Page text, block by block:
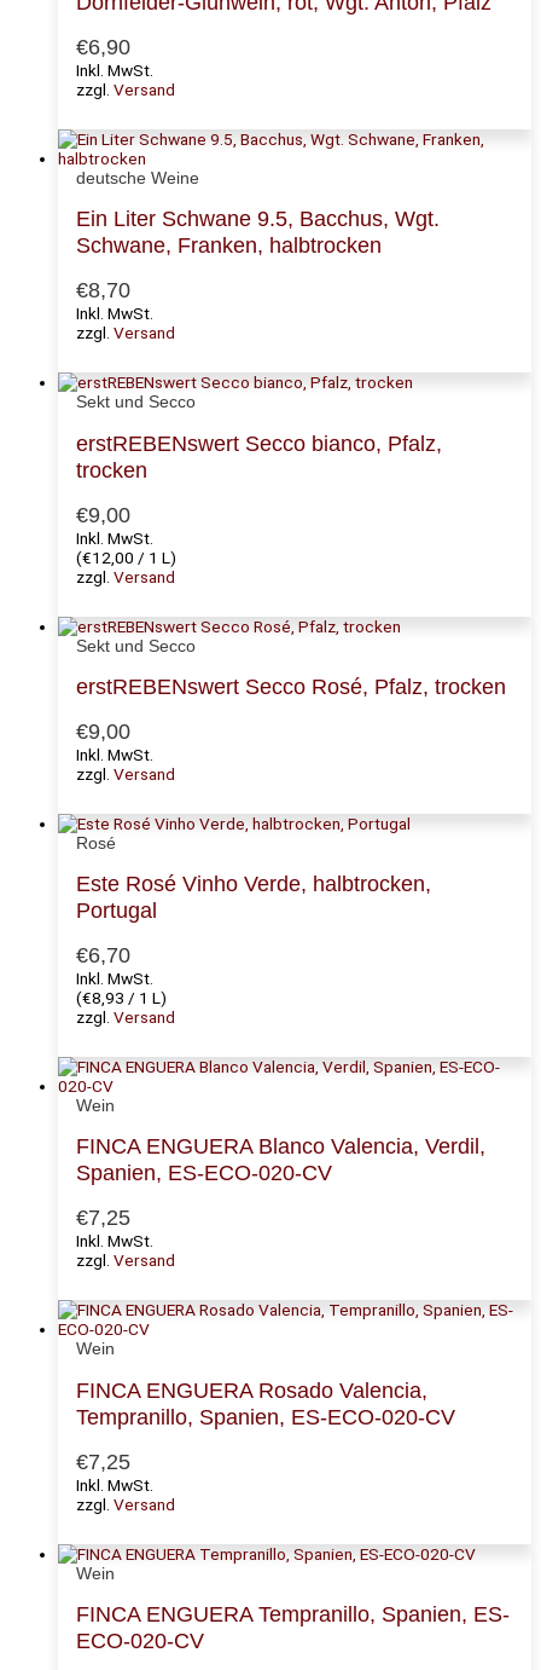
€6,90
Inkl. MwSt.
zzgl. Versand
deutsche Weine
Ein Liter Schwane 9.5, Bacchus, Wgt.
Schwane, Franken, halbtrocken
€8,70
Inkl. MwSt.
zzgl. Versand
Sekt und Secco
erstREBENswert Secco bianco, Pfalz,
trocken
€9,00
Inkl. MwSt.
(€12,00 / 1 L)
zzgl. Versand
Sekt und Secco
erstREBENswert Secco Rosé, Pfalz, trocken
€9,00
Inkl. MwSt.
zzgl. Versand
Rosé
Este Rosé Vinho Verde, halbtrocken,
Portugal
€6,70
Inkl. MwSt.
(€8,93 / 1 L)
zzgl. Versand
Wein
FINCA ENGUERA Blanco Valencia, Verdil,
Spanien, ES-ECO-020-CV
€7,25
Inkl. MwSt.
zzgl. Versand
Wein
FINCA ENGUERA Rosado Valencia,
Tempranillo, Spanien, ES-ECO-020-CV
€7,25
Inkl. MwSt.
zzgl. Versand
Wein
FINCA ENGUERA Tempranillo, Spanien, ES-
ECO-020-CV